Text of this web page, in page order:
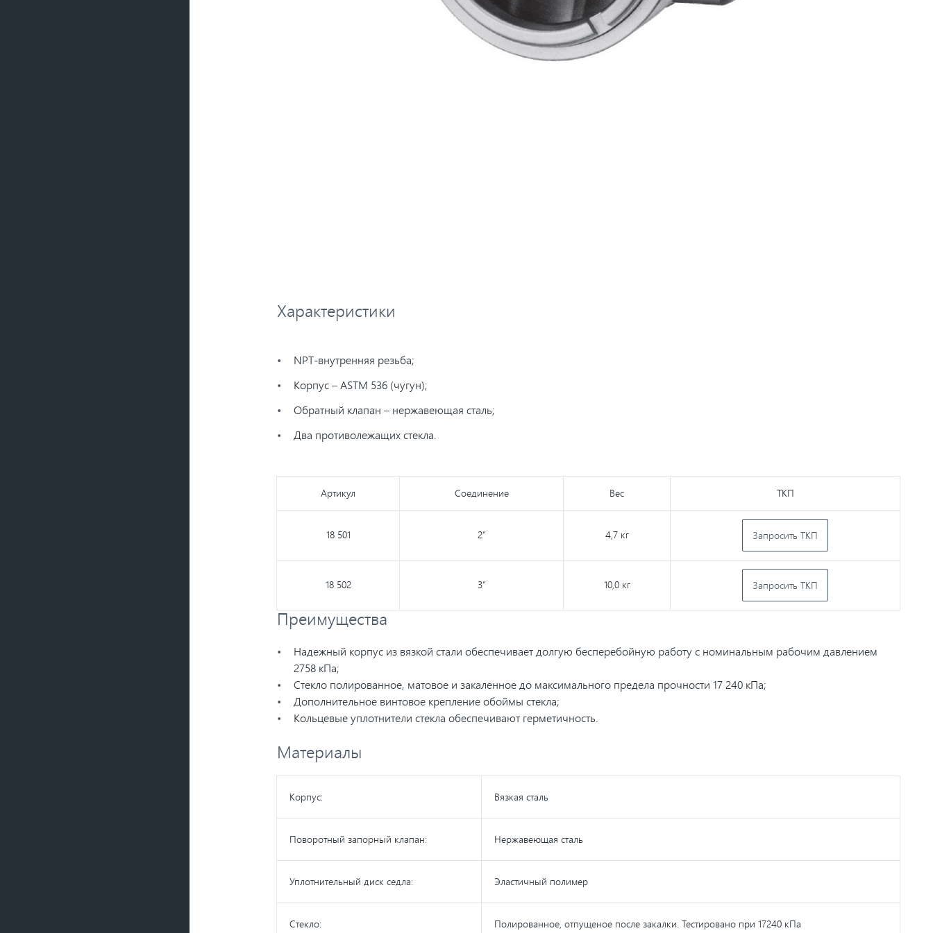
Характеристики
NPT-внутренняя резьба;
Корпус – ASTM 536 (чугун);
Обратный клапан – нержавеющая сталь;
Два противолежащих стекла.
Артикул Соединение Вес ТКП
18 501 2” 4,7 кг Запросить ТКП
18 502 3” 10,0 кг Запросить ТКП
Преимущества
Надежный корпус из вязкой стали обеспечивает долгую бесперебойную работу с номинальным рабочим давлением
2758 кПа;
Стекло полированное, матовое и закаленное до максимального предела прочности 17 240 кПа;
Дополнительное винтовое крепление обоймы стекла;
Кольцевые уплотнители стекла обеспечивают герметичность.
Материалы
Корпус: Вязкая сталь
Поворотный запорный клапан: Нержавеющая сталь
Уплотнительный диск седла: Эластичный полимер
Стекло: Полированное, отпущеное после закалки. Тестировано при 17240 кПа